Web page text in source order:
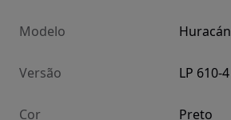
Modelo Huracán
Versão LP 610-4
Cor Preto